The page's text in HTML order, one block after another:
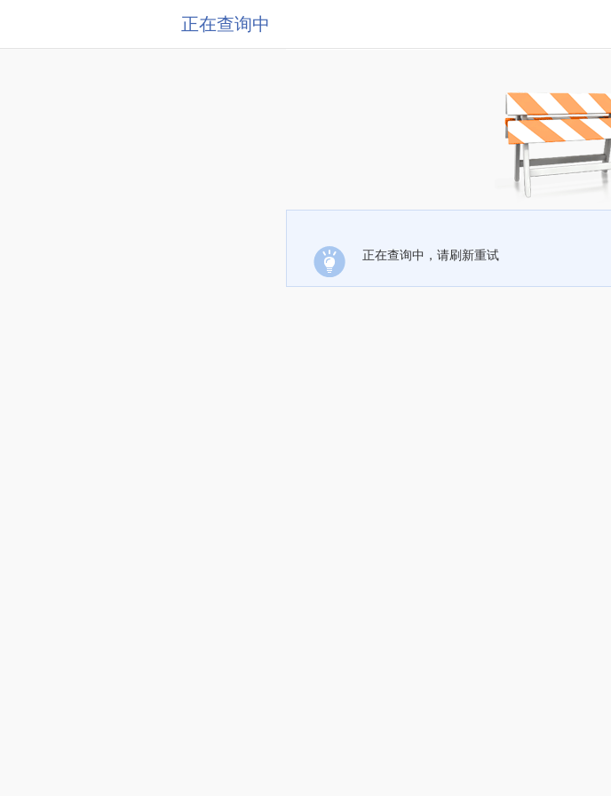
正在查询中
正在查询中，请刷新重试